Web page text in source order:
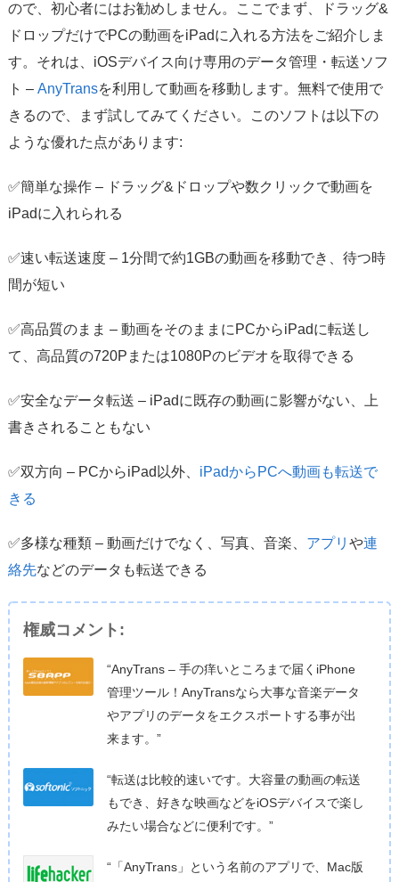
ので、初心者にはお勧めしません。ここでまず、ドラッグ&
ドロップだけでPCの動画をiPadに入れる方法をご紹介しま
す。それは、iOSデバイス向け専用のデータ管理・転送ソフ
ト – AnyTransを利用して動画を移動します。無料で使用で
きるので、まず試してみてください。このソフトは以下の
ような優れた点があります:
✅簡単な操作 – ドラッグ&ドロップや数クリックで動画を
iPadに入れられる
✅速い転送速度 – 1分間で約1GBの動画を移動でき、待つ時
間が短い
✅高品質のまま – 動画をそのままにPCからiPadに転送し
て、高品質の720Pまたは1080Pのビデオを取得できる
✅安全なデータ転送 – iPadに既存の動画に影響がない、上
書きされることもない
✅双方向 – PCからiPad以外、 iPadからPCへ動画も転送で
きる
✅多様な種類 – 動画だけでなく、写真、音楽、 アプリ や連
絡先などのデータも転送できる
権威コメント:
“AnyTrans – 手の痒いところまで届くiPhone
管理ツール！AnyTransなら大事な音楽データ
やアプリのデータをエクスポートする事が出
来ます。”
“転送は比較的速いです。大容量の動画の転送
もでき、好きな映画などをiOSデバイスで楽し
みたい場合などに便利です。”
“「AnyTrans」という名前のアプリで、Mac版